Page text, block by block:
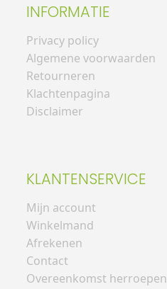
INFORMATIE
Privacy policy
Algemene voorwaarden
Retourneren
Klachtenpagina
Disclaimer
KLANTENSERVICE
Mijn account
Winkelmand
Afrekenen
Contact
Overeenkomst herroepen